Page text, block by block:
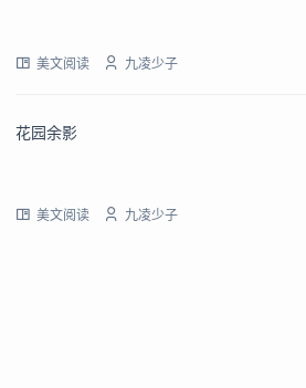
美文阅读 九凌少子
花园余影
美文阅读 九凌少子